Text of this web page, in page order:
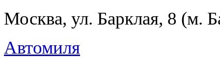
Москва, ул. Барклая, 8 (м.
Автомиля